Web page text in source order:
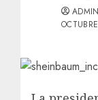
ADMIN